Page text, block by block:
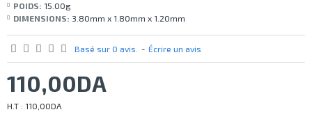
POIDS: 15.00g
DIMENSIONS: 3.80mm x 1.80mm x 1.20mm
Basé sur 0 avis. - Écrire un avis
110,00DA
H.T : 110,00DA